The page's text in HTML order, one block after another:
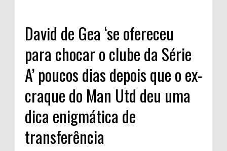
David de Gea ‘se ofereceu
para chocar o clube da Série
A’ poucos dias depois que o ex-
craque do Man Utd deu uma
dica enigmática de
transferência